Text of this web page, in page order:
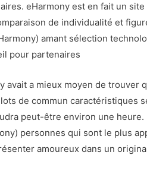
eHarmony est en fait un
de individualité et
amant sélection
pour partenaires
a mieux moyen de trouver
de commun caractéristiques
peut-être environ une heure.
personnes qui sont le plus
amoureux dans un